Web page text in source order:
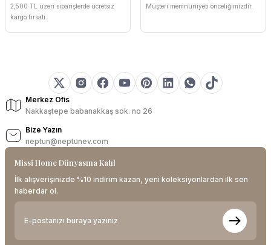
2,500 TL üzeri siparişlerde ücretsiz
kargo fırsatı.
Müşteri memnuniyeti önceliğimizdir.
Merkez Ofis
Nakkaştepe babanakkaş sok. no 26
Bize Yazın
neptun@neptunev.com
Missi Home Dünyasına Katıl
İlk alışverişinizde %10 indirim kazan, yeni koleksiyonlardan ilk sen
haberdar ol.